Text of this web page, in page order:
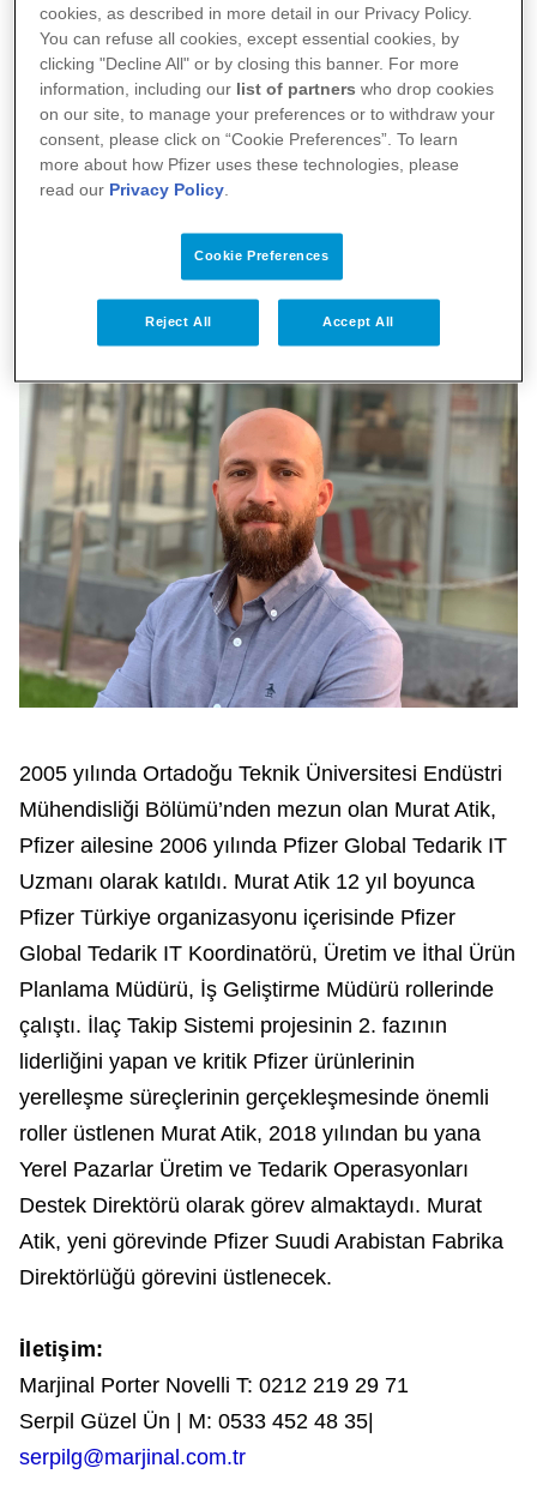
2005 yılında Ortadoğu Teknik Üniversitesi Endüstri
Mühendisliği Bölümü’nden mezun olan Murat Atik,
Pfizer ailesine 2006 yılında Pfizer Global Tedarik IT
Uzmanı olarak katıldı. Murat Atik 12 yıl boyunca
Pfizer Türkiye organizasyonu içerisinde Pfizer
Global Tedarik IT Koordinatörü, Üretim ve İthal Ürün
Planlama Müdürü, İş Geliştirme Müdürü rollerinde
çalıştı. İlaç Takip Sistemi projesinin 2. fazının
liderliğini yapan ve kritik Pfizer ürünlerinin
yerelleşme süreçlerinin gerçekleşmesinde önemli
roller üstlenen Murat Atik, 2018 yılından bu yana
Yerel Pazarlar Üretim ve Tedarik Operasyonları
Destek Direktörü olarak görev almaktaydı. Murat
Atik, yeni görevinde Pfizer Suudi Arabistan Fabrika
Direktörlüğü görevini üstlenecek.
İletişim:
Marjinal Porter Novelli T: 0212 219 29 71
Serpil Güzel Ün | M: 0533 452 48 35|
serpilg@marjinal.com.tr
cookies, as described in more detail in our Privacy Policy.
You can refuse all cookies, except essential cookies, by
clicking "Decline All" or by closing this banner. For more
information, including our list of partners who drop cookies
on our site, to manage your preferences or to withdraw your
consent, please click on “Cookie Preferences”. To learn
more about how Pfizer uses these technologies, please
read our Privacy Policy.
Cookie Preferences
Reject All Accept All